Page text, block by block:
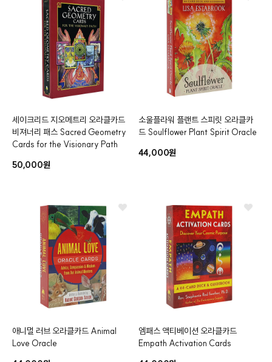
카드
세이크리드 지오메트리 오라클카드
비져너리 패스 Sacred Geometry
Cards for the Visionary Path
50,000원
소울플라워 플랜트 스피릿 오라클카
드 Soulflower Plant Spirit Oracle
44,000원
애니멀 러브 오라클카드 Animal
Love Oracle
엠패스 액티베이션 오라클카드
Empath Activation Cards